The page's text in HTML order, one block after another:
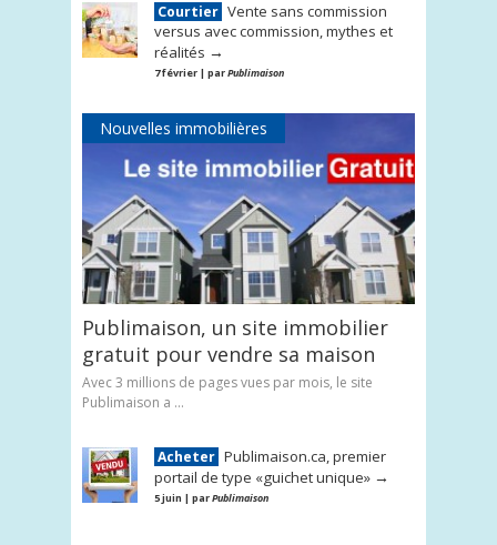
Courtier Vente sans commission
versus avec commission, mythes et
réalités →
7 février | parPublimaison
Nouvelles immobilières
Publimaison, un site immobilier
gratuit pour vendre sa maison
Avec 3 millions de pages vues par mois, le site
Publimaison a ...
Acheter Publimaison.ca, premier
portail de type «guichet unique» →
5 juin | parPublimaison